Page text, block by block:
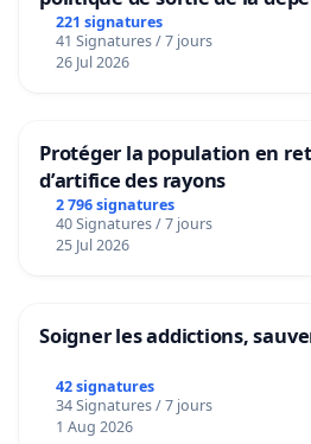
221 signatures
41 Signatures / 7 jours
26 Jul 2026
Protéger la population en
d’artifice des rayons
2 796 signatures
40 Signatures / 7 jours
25 Jul 2026
Soigner les addictions,
42 signatures
34 Signatures / 7 jours
1 Aug 2026